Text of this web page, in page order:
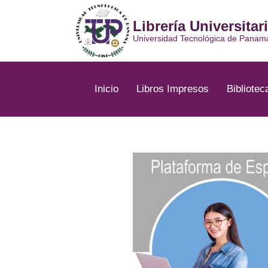
Librería
Universidad Tecnológica de
Inicio Libros Impresos